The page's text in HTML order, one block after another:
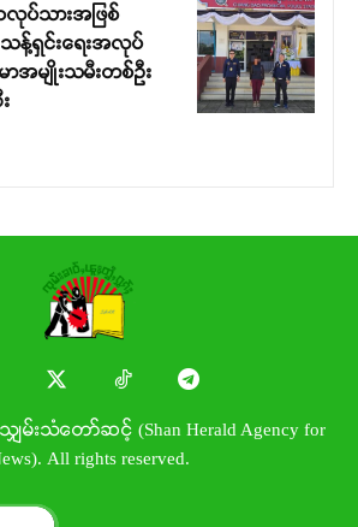
လုပ်သားအဖြစ်
သန့်ရှင်းရေးအလုပ်
အမျိုးသမီးတစ်ဦး
သျှမ်းသံတော်ဆင့် (Shan Herald Agency for
All rights reserved.